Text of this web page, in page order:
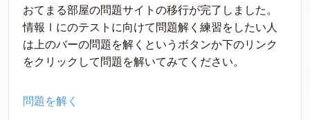
おてまる部屋の問題サイトの移行が完了しました。
情報Ⅰにのテストに向けて問題解く練習をしたい人
は上のバーの問題を解くというボタンか下のリンク
をクリックして問題を解いてみてください。
問題を解く